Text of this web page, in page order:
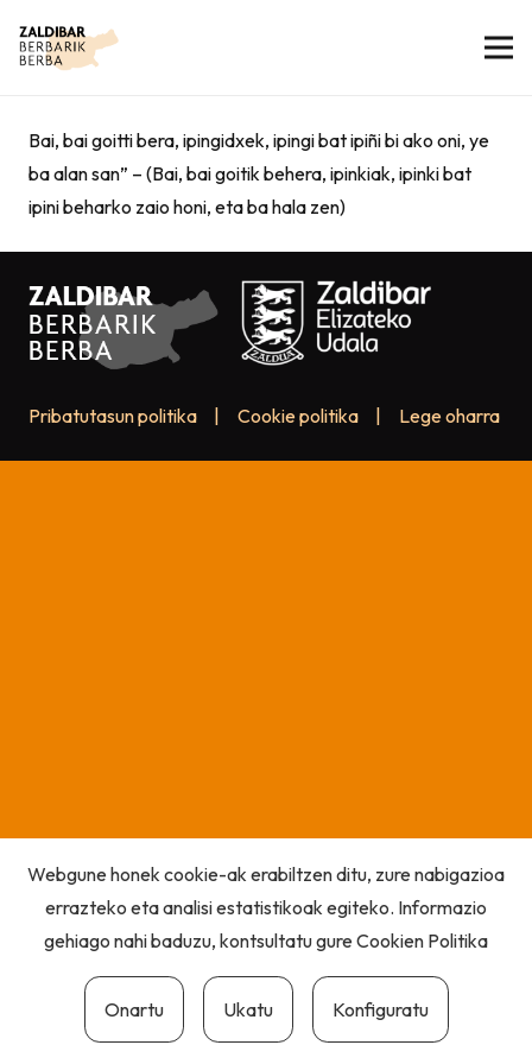
Bai, bai goitti bera, ipingidxek, ipingi bat ipiñi bi ako oni, ye
ba alan san” – (Bai, bai goitik behera, ipinkiak, ipinki bat
ipini beharko zaio honi, eta ba hala zen)
Pribatutasun politika Cookie politika Lege oharra
Webgune honek cookie-ak erabiltzen ditu, zure nabigazioa
errazteko eta analisi estatistikoak egiteko. Informazio
gehiago nahi baduzu, kontsultatu gureCookien Politika
Onartu Ukatu Konfiguratu